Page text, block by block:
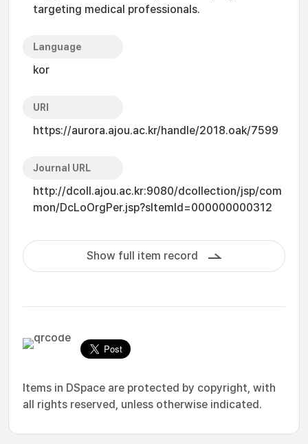
targeting medical professionals.
Language
kor
URI
https://aurora.ajou.ac.kr/handle/2018.oak/7599
Journal URL
http://dcoll.ajou.ac.kr:9080/dcollection/jsp/com
mon/DcLoOrgPer.jsp?sItemId=000000000312
Show full item record
Items in DSpace are protected by copyright, with
all rights reserved, unless otherwise indicated.